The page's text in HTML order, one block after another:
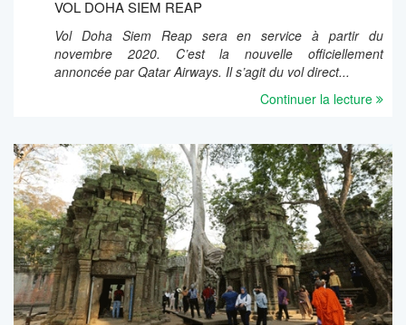
VOL DOHA SIEM REAP
Vol Doha Siem Reap sera en service à partir du
novembre 2020. C’est la nouvelle officiellement
annoncée par Qatar Airways. Il s’agit du vol direct...
Continuer la lecture